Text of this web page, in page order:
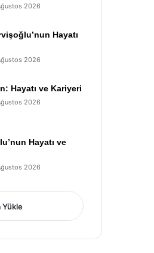
2026
Hayatı
2026
Hayatı ve Kariyeri
2026
Hayatı ve
2026
Yükle